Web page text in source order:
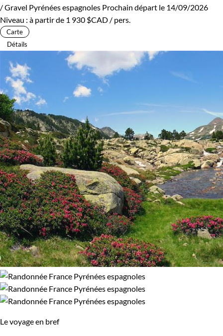
/ Gravel Pyrénées espagnoles Prochain départ le 14/09/2026
Niveau : à partir de 1 930 $CAD / pers.
Carte
Détails
Le voyage en bref